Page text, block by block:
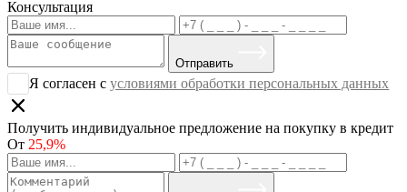
Консультация
Отправить
Я согласен сусловиями обработки персональных данных
Получить индивидуальное предложение на покупку в кредит
От 25,9%